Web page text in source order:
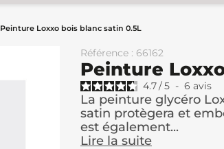
Peinture Loxxo bois blanc satin 0.5L
Référence : 66162
Peinture
4.7/5 - 6 avis
La peinture glycéro
satin protègera et
est également...
Lire la suite